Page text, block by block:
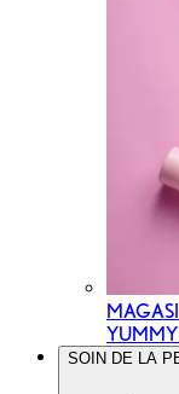
YUMMY
SOIN DE LA